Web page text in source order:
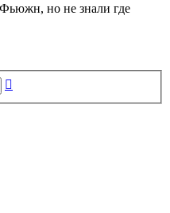
но не знали где